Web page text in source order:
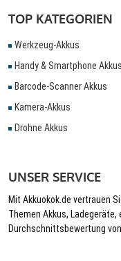
TOP KATEGORIEN
Werkzeug-Akkus
Handy & Smartphone Akkus
Barcode-Scanner Akkus
Kamera-Akkus
Drohne Akkus
UNSER SERVICE
Mit Akkuokok.de vertrauen
Themen Akkus,
Durchschnittsbewertung